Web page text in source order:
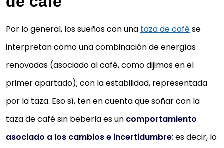
Por lo general, los sueños con una taza de cafése
interpretan como una combinación de energías
renovadas (asociado al café, como dijimos en el
primer apartado); con la estabilidad, representada
por la taza. Eso sí, ten en cuenta que soñar con la
taza de café sin beberla es un comportamiento
asociado a los cambios e incertidumbre; es decir, lo